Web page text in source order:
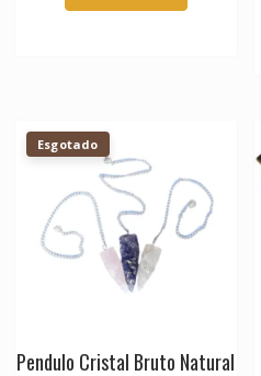
Esgotado
Pendulo Cristal Bruto Natural